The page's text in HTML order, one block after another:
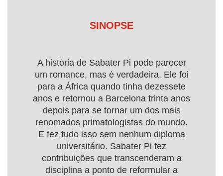
SINOPSE
A história de Sabater Pi pode parecer
um romance, mas é verdadeira. Ele foi
para a África quando tinha dezessete
anos e retornou a Barcelona trinta anos
depois para se tornar um dos mais
renomados primatologistas do mundo.
E fez tudo isso sem nenhum diploma
universitário. Sabater Pi fez
contribuições que transcenderam a
disciplina a ponto de reformular a